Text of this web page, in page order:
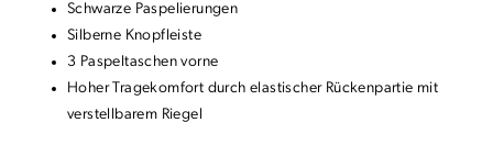
Schwarze Paspelierungen
Silberne Knopfleiste
3 Paspeltaschen vorne
Hoher Tragekomfort durch elastischer Rückenpartie mit
verstellbarem Riegel